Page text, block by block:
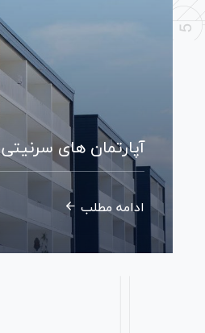
آپارتمان های سرنیتی
ادامه مطلب